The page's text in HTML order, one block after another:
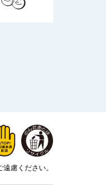
慮ください。